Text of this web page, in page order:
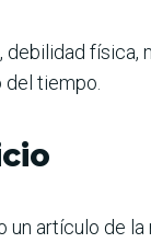
debilidad
tiempo.
artículo de la